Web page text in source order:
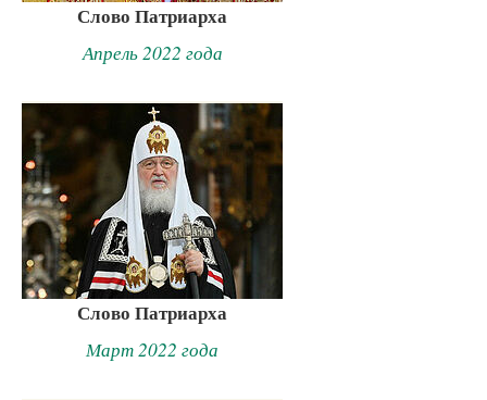
Слово Патриарха
Апрель 2022 года
Слово Патриарха
Март 2022 года